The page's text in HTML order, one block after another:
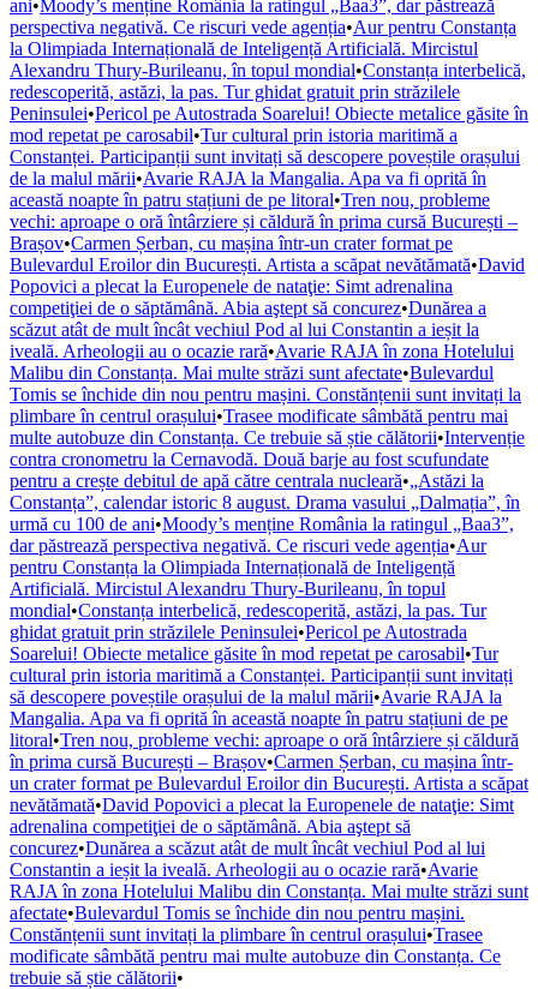
ani•Moody’s menține România la ratingul „Baa3”, dar păstrează
perspectiva negativă. Ce riscuri vede agenția•Aur pentru Constanța
la Olimpiada Internațională de Inteligență Artificială. Mircistul
Alexandru Thury-Burileanu, în topul mondial•Constanța interbelică,
redescoperită, astăzi, la pas. Tur ghidat gratuit prin străzilele
Peninsulei•Pericol pe Autostrada Soarelui! Obiecte metalice găsite în
mod repetat pe carosabil•Tur cultural prin istoria maritimă a
Constanței. Participanții sunt invitați să descopere poveștile orașului
de la malul mării•Avarie RAJA la Mangalia. Apa va fi oprită în
această noapte în patru stațiuni de pe litoral•Tren nou, probleme
vechi: aproape o oră întârziere și căldură în prima cursă București –
Brașov•Carmen Șerban, cu mașina într-un crater format pe
Bulevardul Eroilor din București. Artista a scăpat nevătămată•David
Popovici a plecat la Europenele de nataţie: Simt adrenalina
competiţiei de o săptămână. Abia aştept să concurez•Dunărea a
scăzut atât de mult încât vechiul Pod al lui Constantin a ieșit la
iveală. Arheologii au o ocazie rară•Avarie RAJA în zona Hotelului
Malibu din Constanța. Mai multe străzi sunt afectate•Bulevardul
Tomis se închide din nou pentru mașini. Constănțenii sunt invitați la
plimbare în centrul orașului•Trasee modificate sâmbătă pentru mai
multe autobuze din Constanța. Ce trebuie să știe călătorii•Intervenție
contra cronometru la Cernavodă. Două barje au fost scufundate
pentru a crește debitul de apă către centrala nucleară•„Astăzi la
Constanța”, calendar istoric 8 august. Drama vasului „Dalmația”, în
urmă cu 100 de ani•Moody’s menține România la ratingul „Baa3”,
dar păstrează perspectiva negativă. Ce riscuri vede agenția•Aur
pentru Constanța la Olimpiada Internațională de Inteligență
Artificială. Mircistul Alexandru Thury-Burileanu, în topul
mondial•Constanța interbelică, redescoperită, astăzi, la pas. Tur
ghidat gratuit prin străzilele Peninsulei•Pericol pe Autostrada
Soarelui! Obiecte metalice găsite în mod repetat pe carosabil•Tur
cultural prin istoria maritimă a Constanței. Participanții sunt invitați
să descopere poveștile orașului de la malul mării•Avarie RAJA la
Mangalia. Apa va fi oprită în această noapte în patru stațiuni de pe
litoral•Tren nou, probleme vechi: aproape o oră întârziere și căldură
în prima cursă București – Brașov•Carmen Șerban, cu mașina într-
un crater format pe Bulevardul Eroilor din București. Artista a scăpat
nevătămată•David Popovici a plecat la Europenele de nataţie: Simt
adrenalina competiţiei de o săptămână. Abia aştept să
concurez•Dunărea a scăzut atât de mult încât vechiul Pod al lui
Constantin a ieșit la iveală. Arheologii au o ocazie rară•Avarie
RAJA în zona Hotelului Malibu din Constanța. Mai multe străzi sunt
afectate•Bulevardul Tomis se închide din nou pentru mașini.
Constănțenii sunt invitați la plimbare în centrul orașului•Trasee
modificate sâmbătă pentru mai multe autobuze din Constanța. Ce
trebuie să știe călătorii•